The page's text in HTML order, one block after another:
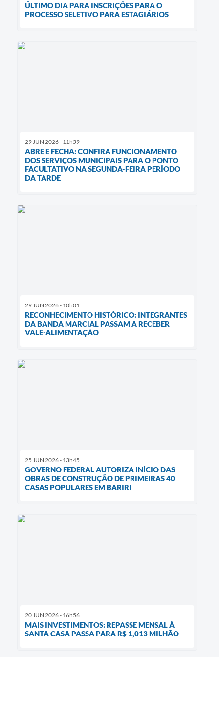
ÚLTIMO DIA PARA INSCRIÇÕES PARA O
PROCESSO SELETIVO PARA ESTAGIÁRIOS
29 JUN 2026 - 11h59
ABRE E FECHA: CONFIRA FUNCIONAMENTO
DOS SERVIÇOS MUNICIPAIS PARA O PONTO
FACULTATIVO NA SEGUNDA-FEIRA PERÍODO
DA TARDE
29 JUN 2026 - 10h01
RECONHECIMENTO HISTÓRICO: INTEGRANTES
DA BANDA MARCIAL PASSAM A RECEBER
VALE-ALIMENTAÇÃO
25 JUN 2026 - 13h45
GOVERNO FEDERAL AUTORIZA INÍCIO DAS
OBRAS DE CONSTRUÇÃO DE PRIMEIRAS 40
CASAS POPULARES EM BARIRI
20 JUN 2026 - 16h56
MAIS INVESTIMENTOS: REPASSE MENSAL À
SANTA CASA PASSA PARA R$ 1,013 MILHÃO